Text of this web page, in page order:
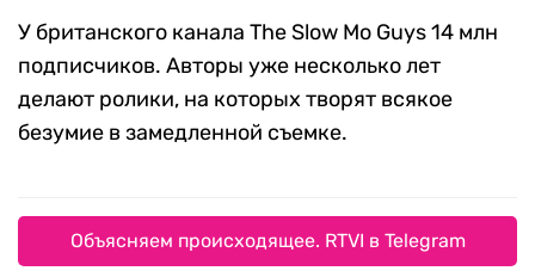
У британского канала The Slow Mo Guys 14 млн
подписчиков. Авторы уже несколько лет
делают ролики, на которых творят всякое
безумие в замедленной съемке.
Объясняем происходящее. RTVI в Telegram